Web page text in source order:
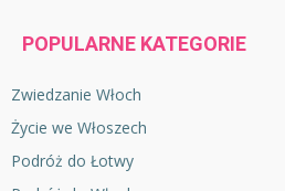
POPULARNE KATEGORIE
Zwiedzanie Włoch
Życie we Włoszech
Podróż do Łotwy